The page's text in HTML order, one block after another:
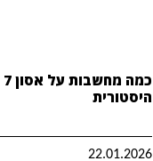
היסטורית
22.01.2026